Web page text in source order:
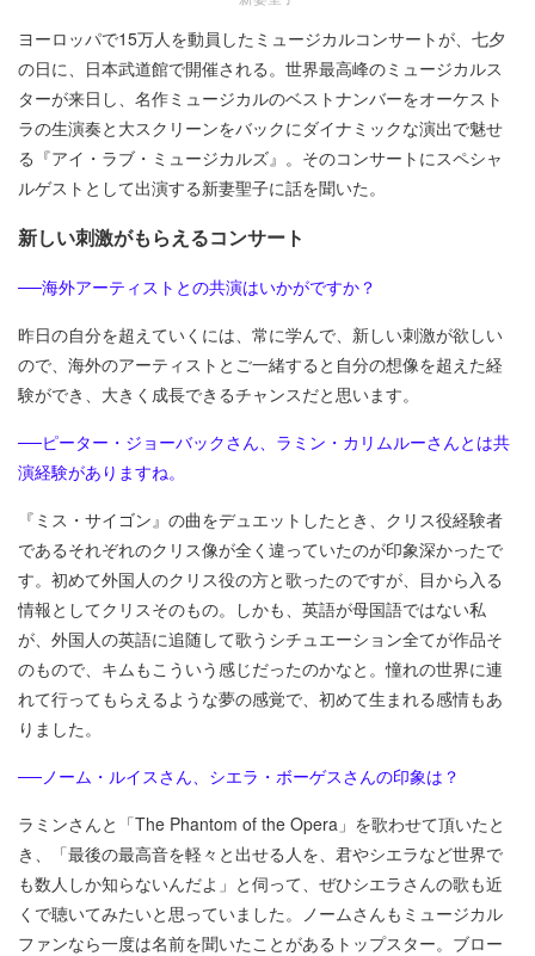
ヨーロッパで15万人を動員したミュージカルコンサートが、七夕
の日に、日本武道館で開催される。世界最高峰のミュージカルス
ターが来日し、名作ミュージカルのベストナンバーをオーケスト
ラの生演奏と大スクリーンをバックにダイナミックな演出で魅せ
る『アイ・ラブ・ミュージカルズ』。そのコンサートにスペシャ
ルゲストとして出演する新妻聖子に話を聞いた。
新しい刺激がもらえるコンサート
──海外アーティストとの共演はいかがですか？
昨日の自分を超えていくには、常に学んで、新しい刺激が欲しい
ので、海外のアーティストとご一緒すると自分の想像を超えた経
験ができ、大きく成長できるチャンスだと思います。
──ピーター・ジョーバックさん、ラミン・カリムルーさんとは共
演経験がありますね。
『ミス・サイゴン』の曲をデュエットしたとき、クリス役経験者
であるそれぞれのクリス像が全く違っていたのが印象深かったで
す。初めて外国人のクリス役の方と歌ったのですが、目から入る
情報としてクリスそのもの。しかも、英語が母国語ではない私
が、外国人の英語に追随して歌うシチュエーション全てが作品そ
のもので、キムもこういう感じだったのかなと。憧れの世界に連
れて行ってもらえるような夢の感覚で、初めて生まれる感情もあ
りました。
──ノーム・ルイスさん、シエラ・ボーゲスさんの印象は？
ラミンさんと「The Phantom of the Opera」を歌わせて頂いたと
き、「最後の最高音を軽々と出せる人を、君やシエラなど世界で
も数人しか知らないんだよ」と伺って、ぜひシエラさんの歌も近
くで聴いてみたいと思っていました。ノームさんもミュージカル
ファンなら一度は名前を聞いたことがあるトップスター。ブロー